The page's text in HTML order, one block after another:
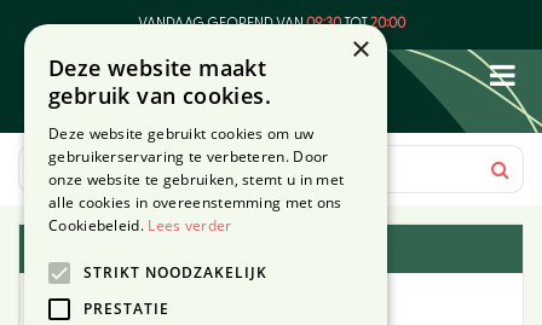
VANDAAG GEOPEND VAN09:30TOT20:00
×
Deze website maakt
gebruik van cookies.
Deze website gebruikt cookies om uw
gebruikerservaring te verbeteren. Door
onze website te gebruiken, stemt u in met
alle cookies in overeenstemming met ons
Cookiebeleid. Lees verder
STRIKT NOODZAKELIJK
PRESTATIE